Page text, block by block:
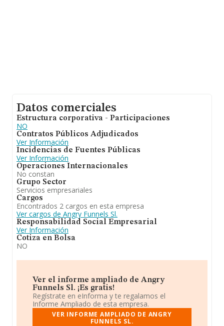
Datos comerciales
Estructura corporativa - Participaciones
NO
Contratos Públicos Adjudicados
Ver Información
Incidencias de Fuentes Públicas
Ver Información
Operaciones Internacionales
No constan
Grupo Sector
Servicios empresariales
Cargos
Encontrados 2 cargos en esta empresa
Ver cargos de Angry Funnels Sl.
Responsabilidad Social Empresarial
Ver Información
Cotiza en Bolsa
NO
Ver el informe ampliado de Angry
Funnels Sl. ¡Es gratis!
Regístrate en eInforma y te regalamos el
Informe Ampliado de esta empresa.
VER INFORME AMPLIADO DE ANGRY
FUNNELS SL.